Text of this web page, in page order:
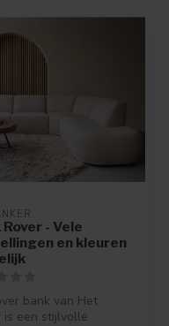
Rover - Vele
en kleuren
bank van Het
is een stijlvolle